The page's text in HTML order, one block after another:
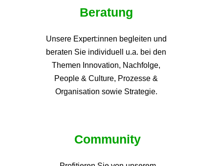
Beratung
Unsere Expert:innen begleiten und
beraten Sie individuell u.a. bei den
Themen Innovation, Nachfolge,
People & Culture, Prozesse &
Organisation sowie Strategie.
Community